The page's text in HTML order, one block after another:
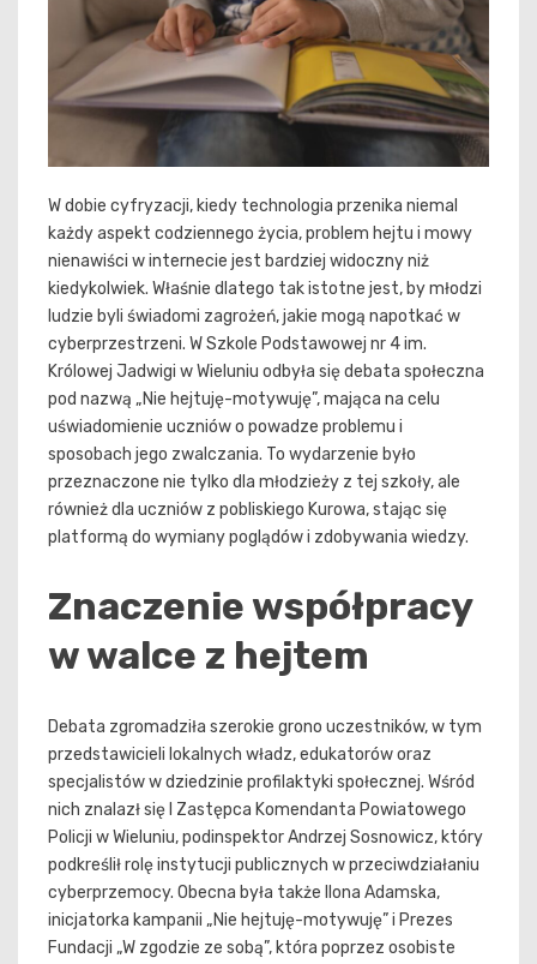
W dobie cyfryzacji, kiedy technologia przenika niemal
każdy aspekt codziennego życia, problem hejtu i mowy
nienawiści w internecie jest bardziej widoczny niż
kiedykolwiek. Właśnie dlatego tak istotne jest, by młodzi
ludzie byli świadomi zagrożeń, jakie mogą napotkać w
cyberprzestrzeni. W Szkole Podstawowej nr 4 im.
Królowej Jadwigi w Wieluniu odbyła się debata społeczna
pod nazwą „Nie hejtuję-motywuję”, mająca na celu
uświadomienie uczniów o powadze problemu i
sposobach jego zwalczania. To wydarzenie było
przeznaczone nie tylko dla młodzieży z tej szkoły, ale
również dla uczniów z pobliskiego Kurowa, stając się
platformą do wymiany poglądów i zdobywania wiedzy.
Znaczenie współpracy
w walce z hejtem
Debata zgromadziła szerokie grono uczestników, w tym
przedstawicieli lokalnych władz, edukatorów oraz
specjalistów w dziedzinie profilaktyki społecznej. Wśród
nich znalazł się I Zastępca Komendanta Powiatowego
Policji w Wieluniu, podinspektor Andrzej Sosnowicz, który
podkreślił rolę instytucji publicznych w przeciwdziałaniu
cyberprzemocy. Obecna była także Ilona Adamska,
inicjatorka kampanii „Nie hejtuję-motywuję” i Prezes
Fundacji „W zgodzie ze sobą”, która poprzez osobiste